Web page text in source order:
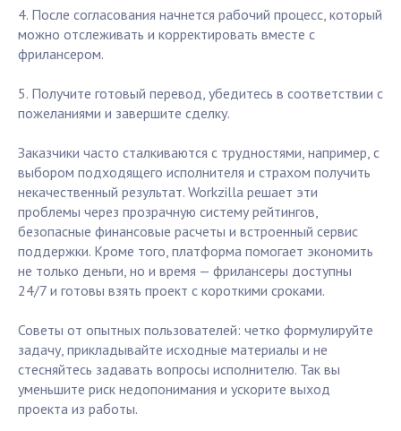
4. После согласования начнется рабочий процесс, который
можно отслеживать и корректировать вместе с
фрилансером.
5. Получите готовый перевод, убедитесь в соответствии с
пожеланиями и завершите сделку.
Заказчики часто сталкиваются с трудностями, например, с
выбором подходящего исполнителя и страхом получить
некачественный результат. Workzilla решает эти
проблемы через прозрачную систему рейтингов,
безопасные финансовые расчеты и встроенный сервис
поддержки. Кроме того, платформа помогает экономить
не только деньги, но и время — фрилансеры доступны
24/7 и готовы взять проект с короткими сроками.
Советы от опытных пользователей: четко формулируйте
задачу, прикладывайте исходные материалы и не
стесняйтесь задавать вопросы исполнителю. Так вы
уменьшите риск недопонимания и ускорите выход
проекта из работы.